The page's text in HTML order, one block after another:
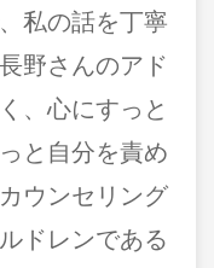
私の話を丁寧
野さんのアド
、心にすっと
と自分を責め
ウンセリング
ドレンである